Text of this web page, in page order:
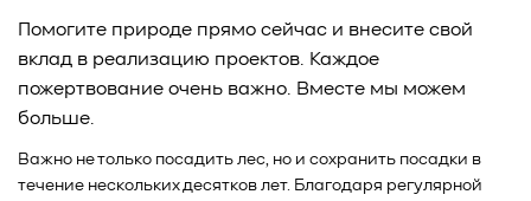
Помогите природе прямо сейчас и внесите свой
вклад в реализацию проектов. Каждое
пожертвование очень важно. Вместе мы можем
больше.
Важно не только посадить лес, но и сохранить посадки в
течение нескольких десятков лет. Благодаря регулярной